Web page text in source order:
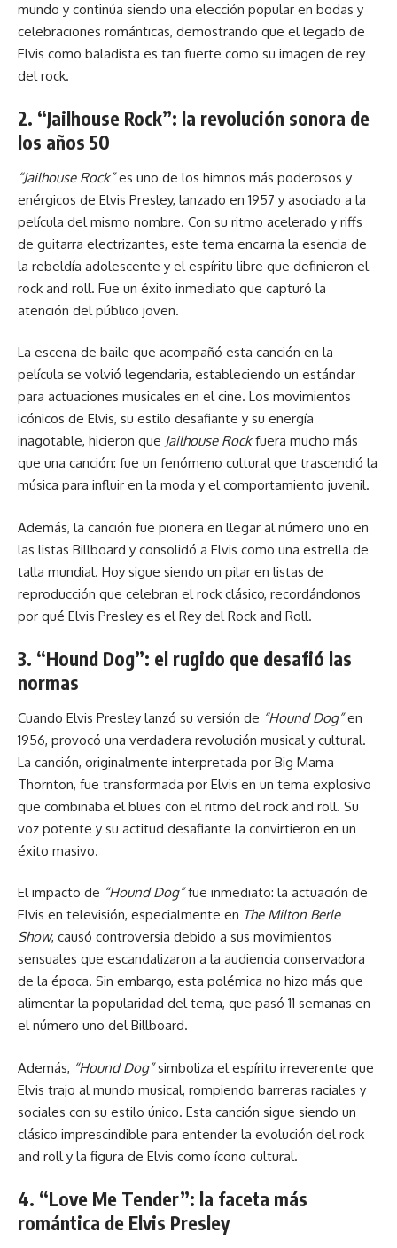
mundo y continúa siendo una elección popular en bodas y
celebraciones románticas, demostrando que el legado de
Elvis como baladista es tan fuerte como su imagen de rey
del rock.
2. “Jailhouse Rock”: la revolución sonora de
los años 50
“Jailhouse Rock”es uno de los himnos más poderosos y
enérgicos de Elvis Presley, lanzado en 1957 y asociado a la
película del mismo nombre. Con su ritmo acelerado y riffs
de guitarra electrizantes, este tema encarna la esencia de
la rebeldía adolescente y el espíritu libre que definieron el
rock and roll. Fue un éxito inmediato que capturó la
atención del público joven.
La escena de baile que acompañó esta canción en la
película se volvió legendaria, estableciendo un estándar
para actuaciones musicales en el cine. Los movimientos
icónicos de Elvis, su estilo desafiante y su energía
inagotable, hicieron que Jailhouse Rockfuera mucho más
que una canción: fue un fenómeno cultural que trascendió la
música para influir en la moda y el comportamiento juvenil.
Además, la canción fue pionera en llegar al número uno en
las listas Billboard y consolidó a Elvis como una estrella de
talla mundial. Hoy sigue siendo un pilar en listas de
reproducción que celebran el rock clásico, recordándonos
por qué Elvis Presley es el Rey del Rock and Roll.
3. “Hound Dog”: el rugido que desafió las
normas
Cuando Elvis Presley lanzó su versión de “Hound Dog”en
1956, provocó una verdadera revolución musical y cultural.
La canción, originalmente interpretada por Big Mama
Thornton, fue transformada por Elvis en un tema explosivo
que combinaba el blues con el ritmo del rock and roll. Su
voz potente y su actitud desafiante la convirtieron en un
éxito masivo.
El impacto de “Hound Dog”fue inmediato: la actuación de
Elvis en televisión, especialmente en The Milton Berle
Show, causó controversia debido a sus movimientos
sensuales que escandalizaron a la audiencia conservadora
de la época. Sin embargo, esta polémica no hizo más que
alimentar la popularidad del tema, que pasó 11 semanas en
el número uno del Billboard.
Además, “Hound Dog”simboliza el espíritu irreverente que
Elvis trajo al mundo musical, rompiendo barreras raciales y
sociales con su estilo único. Esta canción sigue siendo un
clásico imprescindible para entender la evolución del rock
and roll y la figura de Elvis como ícono cultural.
4. “Love Me Tender”: la faceta más
romántica de Elvis Presley